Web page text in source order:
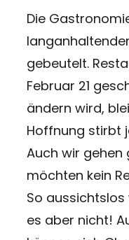
Die
gebeutelt.
Februar 21
ändern wird,
Hoffnung stirbt
Auch wir gehen
möchten kein
So
es aber nicht!